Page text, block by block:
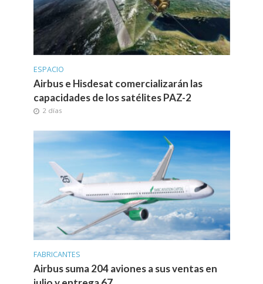
ESPACIO
Airbus e Hisdesat comercializarán las
capacidades de los satélites PAZ-2
2 días
FABRICANTES
Airbus suma 204 aviones a sus ventas en